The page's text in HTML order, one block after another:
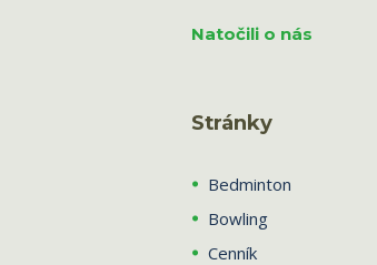
Natočili o nás
Stránky
Bedminton
Bowling
Cenník